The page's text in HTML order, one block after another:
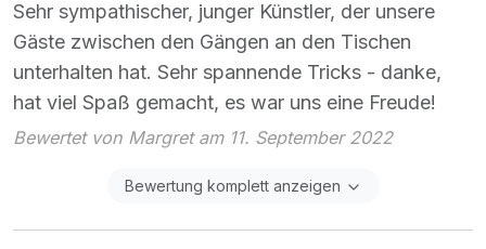
Sehr sympathischer, junger Künstler, der unsere
Gäste zwischen den Gängen an den Tischen
unterhalten hat. Sehr spannende Tricks - danke,
hat viel Spaß gemacht, es war uns eine Freude!
Bewertet von Margret am 11. September 2022
Bewertung komplett anzeigen